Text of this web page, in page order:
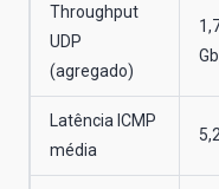
Throughput
UDP
(agregado)
Latência ICMP
média